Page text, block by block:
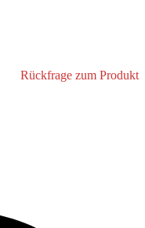
Rückfrage zum Produkt